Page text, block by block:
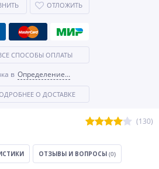
(130)
ОТЛОЖИТЬ
СПОСОБЫ ОПЛАТЫ
в Определение...
О ДОСТАВКЕ
ОТЗЫВЫ И ВОПРОСЫ (0)